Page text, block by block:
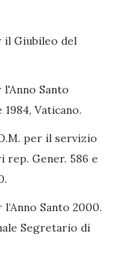
il Giubileo del
Santo
Vaticano.
per il servizio
rep. Gener. 586 e
Santo 2000.
Segretario di